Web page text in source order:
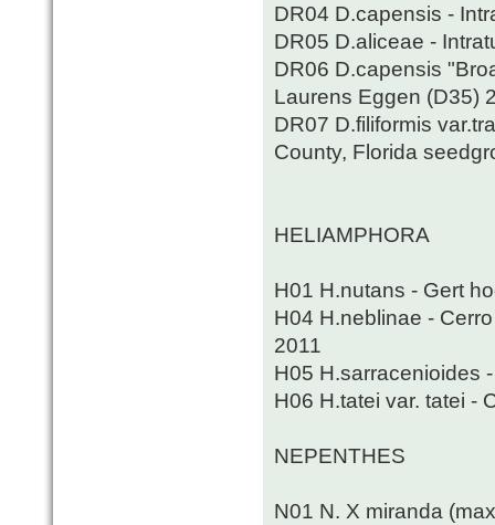
DR04 D.capensis -
DR05 D.aliceae -
DR06 D.capensis
Laurens Eggen (D35)
DR07 D.filiformis
County, Florida
HELIAMPHORA
H01 H.nutans - Gert
H04 H.neblinae -
2011
H05 H.sarracenioides
H06 H.tatei var. tatei -
NEPENTHES
N01 N. X miranda